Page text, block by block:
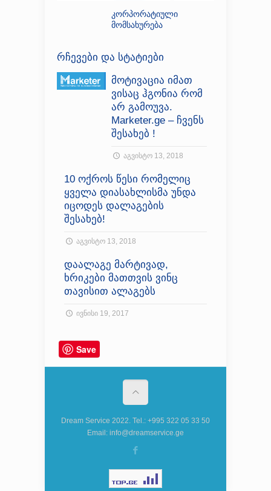
კორპორატიული
მომსახურება
რჩევები და სტატიები
მოტივაცია იმათ
ვისაც ჰგონია რომ
არ გამოუვა.
Marketer.ge – ჩვენს
შესახებ !
აგვისტო 13, 2018
10 ოქროს წესი რომელიც
ყველა დიასახლისმა უნდა
იცოდეს დალაგების
შესახებ!
აგვისტო 13, 2018
დაალაგე მარტივად,
ხრიკები მათთვის ვინც
თავისით ალაგებს
ივნისი 19, 2017
Save
Dream Service 2022. Tel.: +995 322 05 33 50
Email: info@dreamservice.ge